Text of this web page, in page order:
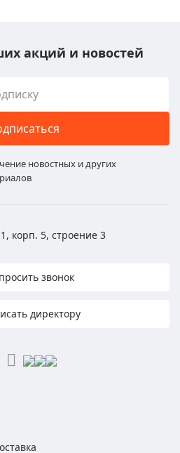
акций и новостей
новостных и других
корп. 5, строение 3
звонок
директору